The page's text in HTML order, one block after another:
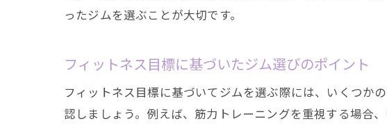
有酸素運動が
ヨガやピラテ
ダンスフィッ
ったジムを選ぶことが大切です。
フィットネス目標に基づいたジム選びのポイント
フィットネス目標に基づいてジムを選ぶ際には、いくつか
認しましょう。例えば、筋力トレーニングを重視する場合